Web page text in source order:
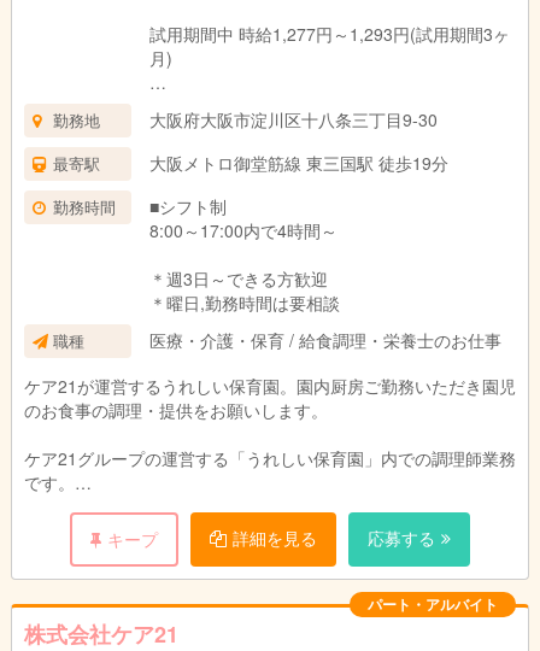
試用期間中 時給1,277円～1,293円(試用期間3ヶ
月)
試用期間：3ヶ月(同条件)
勤務地 大阪府大阪市淀川区十八条三丁目9-30
最寄駅 大阪メトロ御堂筋線 東三国駅 徒歩19分
勤務時間
■シフト制
8:00～17:00内で4時間～
＊週3日～できる方歓迎
＊曜日,勤務時間は要相談
職種
医療・介護・保育 / 給食調理・栄養士のお仕事
ケア21が運営するうれしい保育園。園内厨房ご勤務いただき園児
のお食事の調理・提供をお願いします。
ケア21グループの運営する「うれしい保育園」内での調理師業務
です。
園児や保育スタッフと顔を合わせる事ができるので、
ご意見をすぐに料理に反映でき、
調理人としてスキルアップも期待できます。
キープ 詳細を見る 応募する
パート・アルバイト
株式会社ケア21